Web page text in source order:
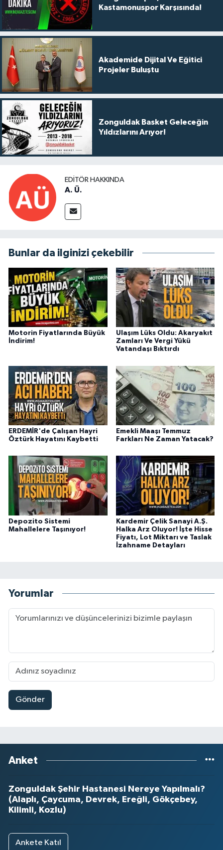
Kastamonuspor Karşısında!
Akademide Dijital Ve Eğitici
Projeler Buluştu
Zonguldak Basket Geleceğin
Yıldızlarını Arıyor!
EDITÖR HAKKINDA
A. Ü.
Bunlar da ilginizi çekebilir
Motorin Fiyatlarında Büyük
İndirim!
Ulaşım Lüks Oldu: Akaryakıt
Zamları Ve Vergi Yükü
Vatandaşı Bıktırdı
ERDEMİR'de Çalışan Hayri
Öztürk Hayatını Kaybetti
Emekli Maaşı Temmuz
Farkları Ne Zaman Yatacak?
Depozito Sistemi
Mahallelere Taşınıyor!
Kardemir Çelik Sanayi A.Ş.
Halka Arz Oluyor! İşte Hisse
Fiyatı, Lot Miktarı ve Taslak
İzahname Detayları
Yorumlar
Gönder
Anket
Zonguldak Şehir Hastanesi Nereye Yapılmalı?
(Alaplı, Çaycuma, Devrek, Ereğli, Gökçebey,
Kilimli, Kozlu)
Ankete Katıl